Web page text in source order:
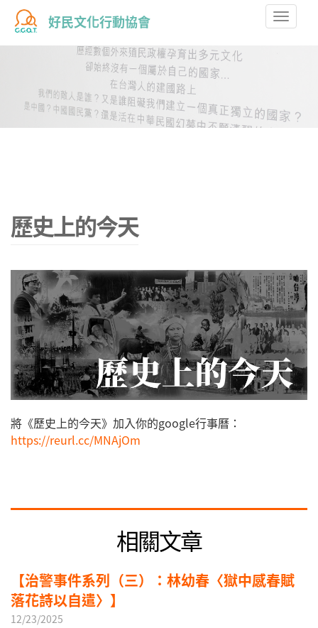
好民文化行動協會
Toggle
歷史上的今天
將《歷史上的今天》加入你的google行事曆：
https://reurl.cc/MNAjOm
相關文章
【治警事件系列（三）：林幼春〈獄中感春賦
落花詩以自遣〉】
12/23/2025